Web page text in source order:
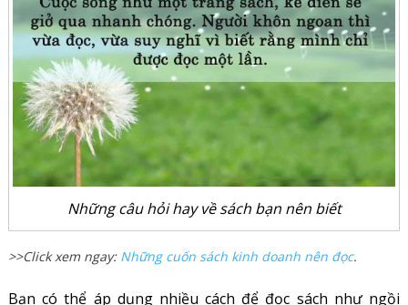
Những câu hỏi hay về sách bạn nên biết
>>Click xem ngay: Những cuốn sách kinh doanh nên đọc.
Bạn có thể áp dụng nhiều cách để đọc sách như ngồi